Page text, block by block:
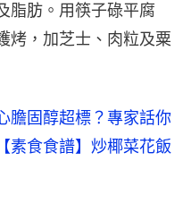
脂肪。用筷子碌平腐
烤，加芝士、肉粒及粟
膽固醇超標？專家話你
【素食食譜】炒椰菜花飯